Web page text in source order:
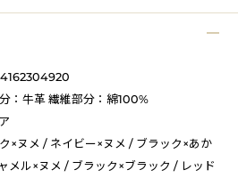
：牛革 繊維部分：綿100%
×ヌメ / ネイビー×ヌメ / ブラック×あか
メル×ヌメ / ブラック×ブラック / レッド